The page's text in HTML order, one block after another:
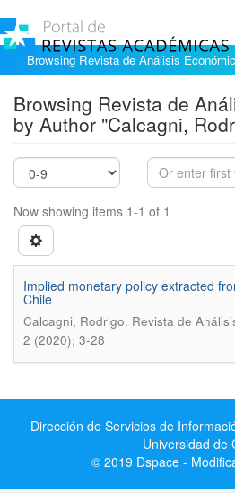
Browsing Revista de Análisis
Browsing Revista de
by Author "Calcagni,
Now showing items 1-1 of 1
Implied monetary policy extracted
Chile
Calcagni, Rodrigo. Revista de
2 (2020); 3-28
Dirección de Servicios de
Universidad de
© 2019 Dspace -